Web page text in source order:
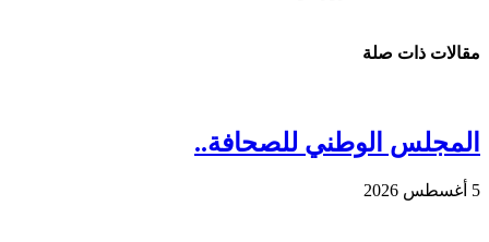
مقالات ذات صلة
المجلس الوطني للصحافة..
5 أغسطس 2026